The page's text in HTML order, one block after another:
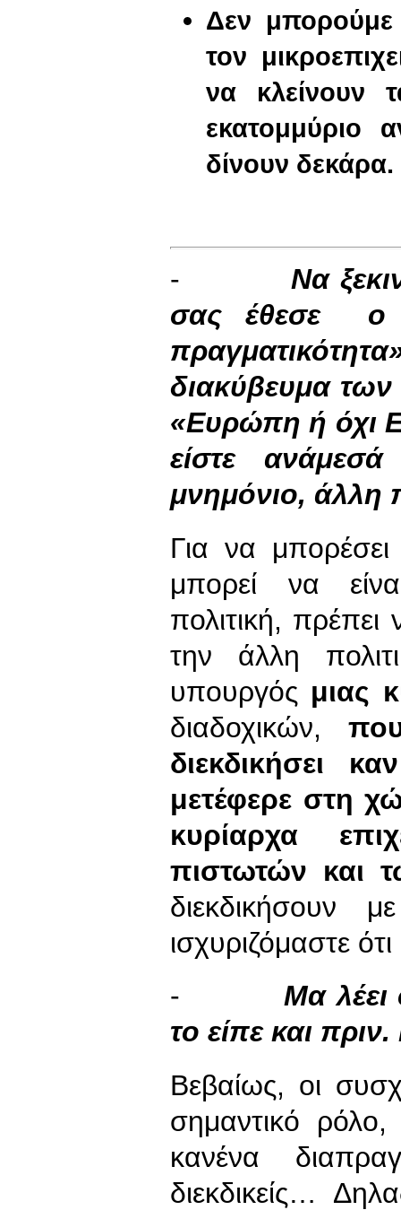
Δεν
τον
να κλείνουν
εκατομμύριο
δίνουν δεκάρα.
- Να
σας έθεσε ο
διακύβευμα των
«Ευρώπη ή όχι
είστε
μνημόνιο, άλλη
Για να
μπορεί να
πολιτική, πρέπει
την άλλη
υπουργός μιας
διαδοχικών,
διεκδικήσει
μετέφερε στη
κυρίαρχα
πιστωτών και
διεκδικήσουν
ισχυριζόμαστε
- Μα λέει
το είπε και
Βεβαίως, οι
σημαντικό
κανένα
διεκδικείς…